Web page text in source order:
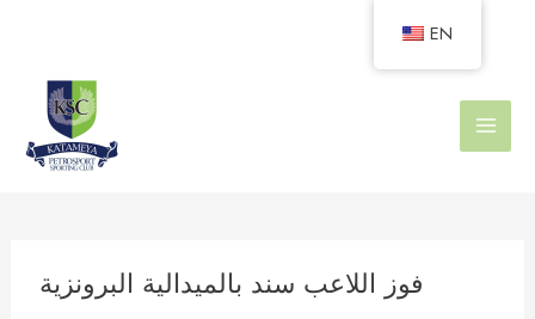
فوز اللاعب سند بالميدالية البرونزية
EN